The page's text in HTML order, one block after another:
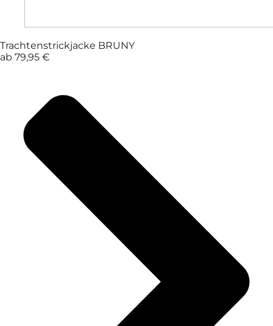
Trachtenstrickjacke BRUNY
ab 79,95 €